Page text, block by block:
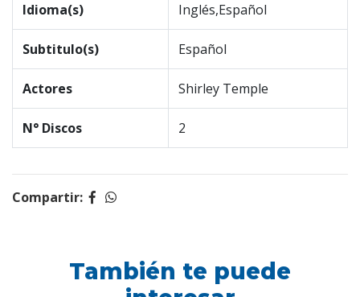
Idioma(s) Inglés,Español
Subtitulo(s) Español
Actores Shirley Temple
N° Discos 2
Compartir:
También te puede